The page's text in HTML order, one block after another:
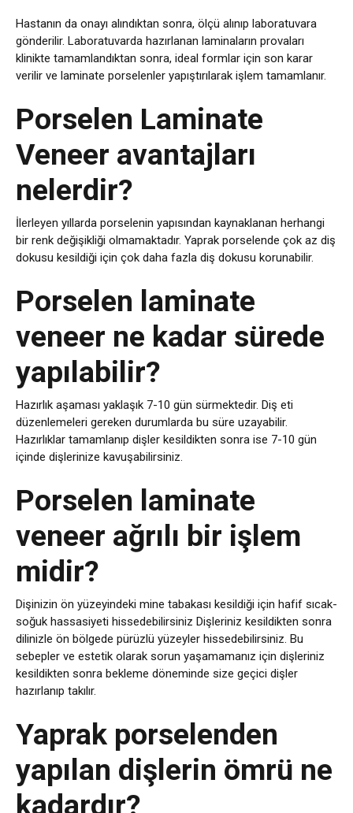
Hastanın da onayı alındıktan sonra, ölçü alınıp laboratuvara
gönderilir. Laboratuvarda hazırlanan laminaların provaları
klinikte tamamlandıktan sonra, ideal formlar için son karar
verilir ve laminate porselenler yapıştırılarak işlem tamamlanır.
Porselen Laminate
Veneer avantajları
nelerdir?
İlerleyen yıllarda porselenin yapısından kaynaklanan herhangi
bir renk değişikliği olmamaktadır. Yaprak porselende çok az diş
dokusu kesildiği için çok daha fazla diş dokusu korunabilir.
Porselen laminate
veneer ne kadar sürede
yapılabilir?
Hazırlık aşaması yaklaşık 7-10 gün sürmektedir. Diş eti
düzenlemeleri gereken durumlarda bu süre uzayabilir.
Hazırlıklar tamamlanıp dişler kesildikten sonra ise 7-10 gün
içinde dişlerinize kavuşabilirsiniz.
Porselen laminate
veneer ağrılı bir işlem
midir?
Dişinizin ön yüzeyindeki mine tabakası kesildiği için hafif sıcak-
soğuk hassasiyeti hissedebilirsiniz Dişleriniz kesildikten sonra
dilinizle ön bölgede pürüzlü yüzeyler hissedebilirsiniz. Bu
sebepler ve estetik olarak sorun yaşamamanız için dişleriniz
kesildikten sonra bekleme döneminde size geçici dişler
hazırlanıp takılır.
Yaprak porselenden
yapılan dişlerin ömrü ne
kadardır?